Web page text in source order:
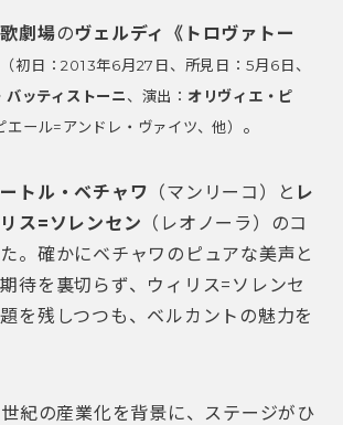
劇場のヴェルディ《トロヴァトー
（初日：2013年6月27日、所見日：5月6日、
バッティストーニ、演出： オリヴィエ・ピ
ール=アンドレ・ヴァイツ、他） 。
トル・ベチャワ （マンリーコ）と レ
ス=ソレンセン （レオノーラ）のコ
。確かにベチャワのピュアな美声と
待を裏切らず、ウィリス=ソレンセ
を残しつつも、ベルカントの魅力を
紀の産業化を背景に、ステージがひ